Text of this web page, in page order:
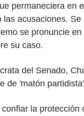
permaneciera en
las acusaciones. Se
se pronuncie
su caso.
del Senado,
de 'matón
la protección